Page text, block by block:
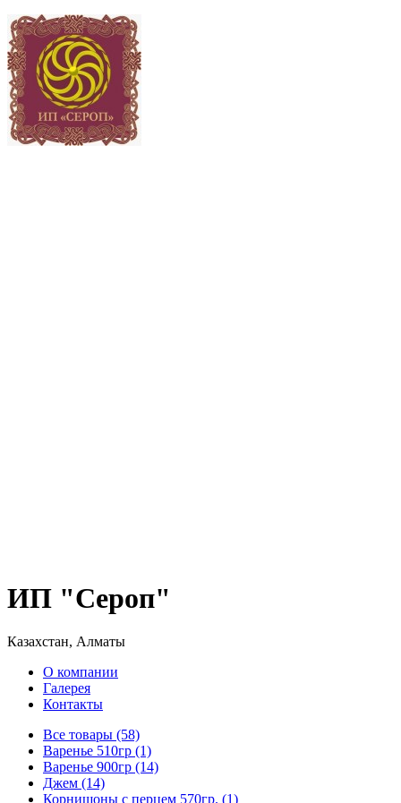
ИП "Сероп"
Казахстан, Алматы
О компании
Галерея
Контакты
Все товары (58)
Варенье 510гр (1)
Варенье 900гр (14)
Джем (14)
Корнишоны с перцем 570гр. (1)